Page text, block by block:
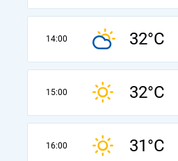
14:00 32°C
15:00 32°C
16:00 31°C